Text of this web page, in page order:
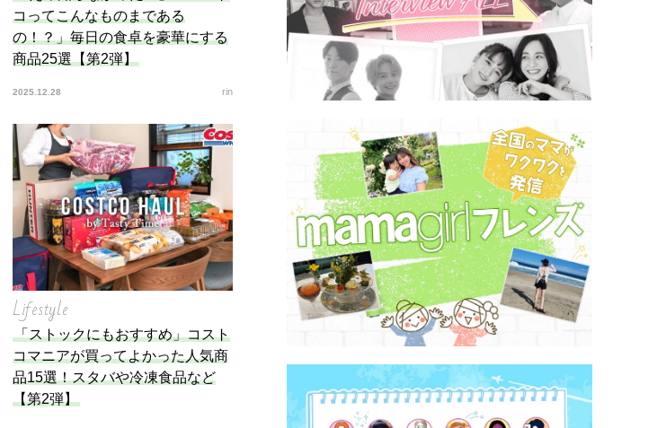
コってこんなものまである
の！？」毎日の食卓を豪華にする
商品25選【第2弾】
2025.12.28 rin
Lifestyle
「ストックにもおすすめ」コスト
コマニアが買ってよかった人気商
品15選！スタバや冷凍食品など
【第2弾】